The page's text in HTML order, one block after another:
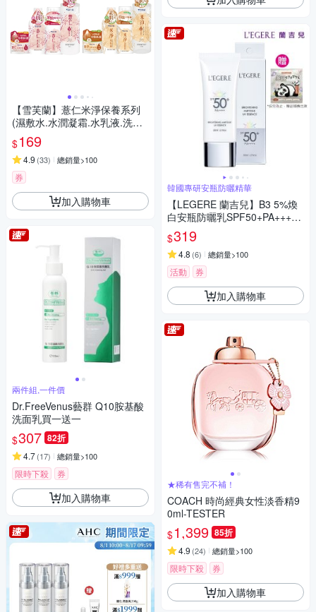
【雪芙蘭】薏仁米淨保養系列
(濕敷水.水潤凝霜.水乳液.洗顏
慕絲)
$169
4.9 (33) 總銷量>100
券
加入購物車
兩件組,一件價
Dr.FreeVenus藝群 Q10胺基酸
洗面乳買一送一
$307 82折
4.7(17) 總銷量>100
限時下殺 券
加入購物車
韓國專研安瓶防曬精華
【LEGERE 蘭吉兒】B3 5%煥
白安瓶防曬乳SPF50+PA++++
35ml
$319
4.8 (6) 總銷量>100
活動 券
加入購物車
★稀有售完不補！
COACH 時尚經典女性淡香精9
0ml-TESTER
$1,399 85折
4.9 (24) 總銷量>100
限時下殺 券
加入購物車